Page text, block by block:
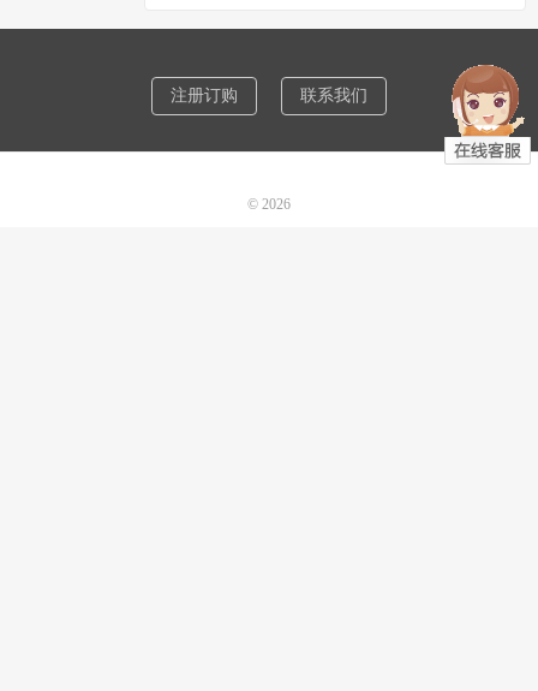
注册订购 联系我们
© 2026